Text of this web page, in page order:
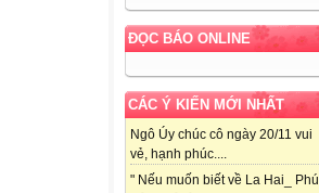
ĐỌC BÁO ONLINE
CÁC Ý KIẾN MỚI NHẤT
Ngô Úy chúc cô ngày 20/11 vui
vẻ, hạnh phúc....
" Nếu muốn biết về La Hai_ Phú